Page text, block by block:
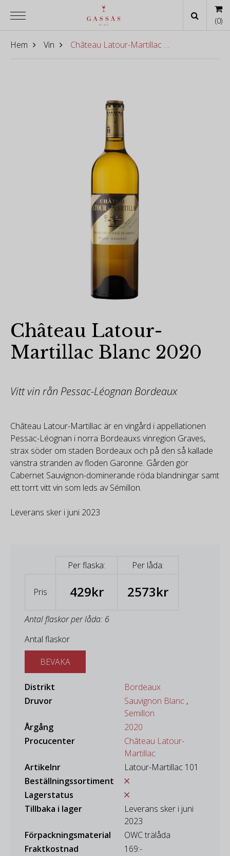
Hem Vin Château Latour-Martillac Blanc 2020
Château Latour-
Martillac Blanc 2020
Vitt vin rån Pessac-Léognan Bordeaux
Château Latour-Martillac är en vingård i appellationen
Pessac-Léognan i norra Bordeauxs vinregion Graves,
strax söder om staden Bordeaux och på den så kallade
vänstra stranden av floden Garonne. Gården gör
Cabernet Sauvignon-dominerande röda blandningar samt
ett torrt vitt vin som leds av Sémillon.
Leverans sker i juni 2023
Per flaska: Per låda:
Pris 429kr 2573kr
Antal flaskor per låda: 6
Antal flaskor
BEVAKA
Distrikt
Bordeaux
Druvor
Sauvignon Blanc ,
Semillon
Årgång
2020
Procucenter
Château Latour-
Martillac
Artikelnr
Latour-Martillac 101
Beställningssortiment
Lagerstatus
Tillbaka i lager
Leverans sker i juni
2023
Förpackningsmaterial
OWC trälåda
Fraktkostnad
169:-
(0)